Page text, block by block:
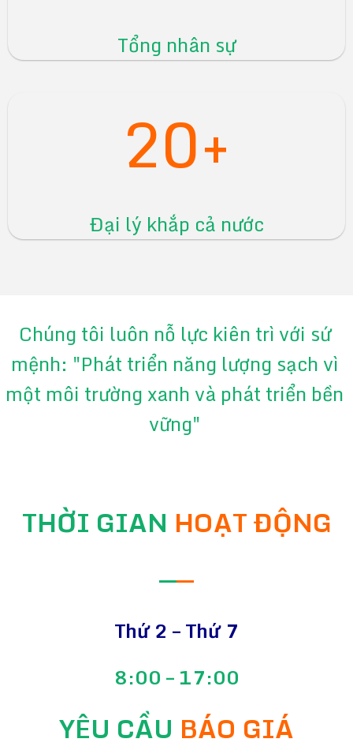
Tổng nhân sự
20+
Đại lý khắp cả nước
Chúng tôi luôn nỗ lực kiên trì với sứ
mệnh: "Phát triển năng lượng sạch vì
một môi trường xanh và phát triển bền
vững"
THỜI GIAN HOẠT ĐỘNG
——
Thứ 2 – Thứ 7
8:00 – 17:00
YÊU CẦU BÁO GIÁ